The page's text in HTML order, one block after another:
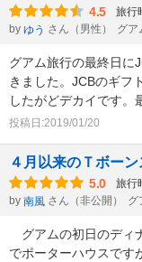
4.5 旅行
by ゆう さん（男性） グア
グアム旅行の最終日に
きました。JCBのギフ
したがどデカイです。
投稿日:2019/01/20
４月以来のＴボー
5.0 旅行
by 南風 さん（非公開） グ
グアムの初日のディ
でポーターハウスです